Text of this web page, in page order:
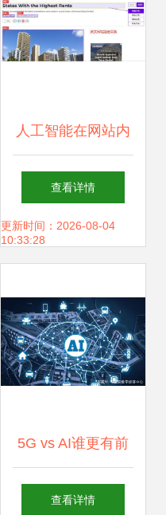
业青睐
人工智能在网站内
容处理中的应用与
隐忧
查看详情
更新时间：2026-08-04
10:33:28
5G vs AI谁更有前
途？
查看详情